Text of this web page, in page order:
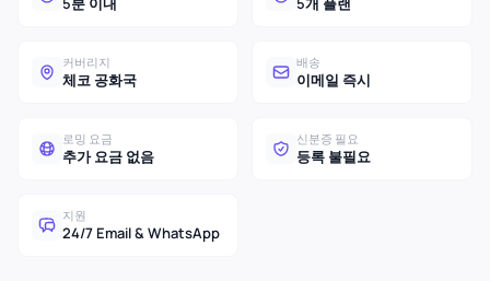
커버리지
체코 공화국
배송
이메일 즉시
로밍 요금
추가 요금 없음
신분증 필요
등록 불필요
지원
24/7 Email & WhatsApp